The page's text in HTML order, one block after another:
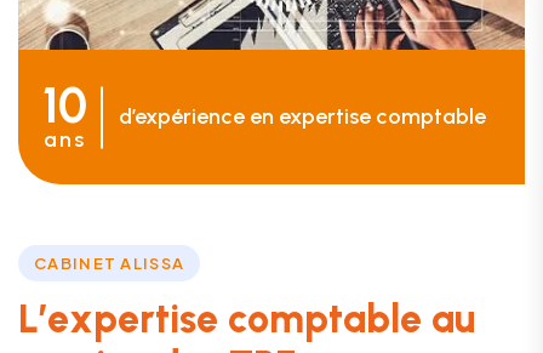
10
ans
d’expérience en expertise comptable
CABINET ALISSA
L’expertise comptab e au